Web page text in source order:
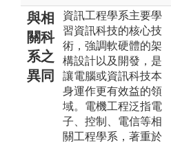
與相
關科
系之
異同
資訊工程學系主要學
習資訊科技的核心技
術，強調軟硬體的架
構設計以及開發，是
讓電腦或資訊科技本
身運作更有效益的領
域。電機工程泛指電
子、控制、電信等相
關工程學系，著重於